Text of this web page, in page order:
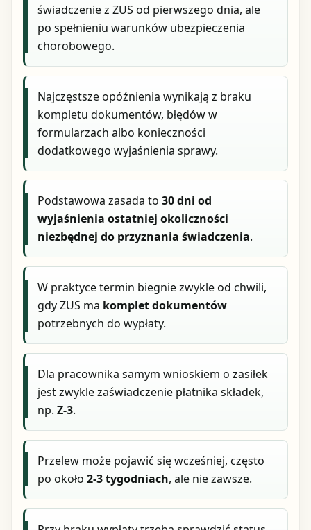
świadczenie z ZUS od pierwszego dnia, ale
po spełnieniu warunków ubezpieczenia
chorobowego.
Najczęstsze opóźnienia wynikają z braku
kompletu dokumentów, błędów w
formularzach albo konieczności
dodatkowego wyjaśnienia sprawy.
Podstawowa zasada to30 dni od
wyjaśnienia ostatniej okoliczności
niezbędnej do przyznania świadczenia.
W praktyce termin biegnie zwykle od chwili,
gdy ZUS ma komplet dokumentów
potrzebnych do wypłaty.
Dla pracownika samym wnioskiem o zasiłek
jest zwykle zaświadczenie płatnika składek,
np.Z-3.
Przelew może pojawić się wcześniej, często
po około2-3 tygodniach, ale nie zawsze.